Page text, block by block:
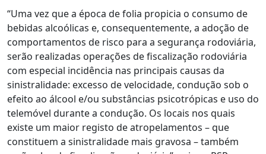
“Uma vez que a época de folia propicia o consumo de
bebidas alcoólicas e, consequentemente, a adoção de
comportamentos de risco para a segurança rodoviária,
serão realizadas operações de fiscalização rodoviária
com especial incidência nas principais causas da
sinistralidade: excesso de velocidade, condução sob o
efeito ao álcool e/ou substâncias psicotrópicas e uso do
telemóvel durante a condução. Os locais nos quais
existe um maior registo de atropelamentos – que
constituem a sinistralidade mais gravosa – também